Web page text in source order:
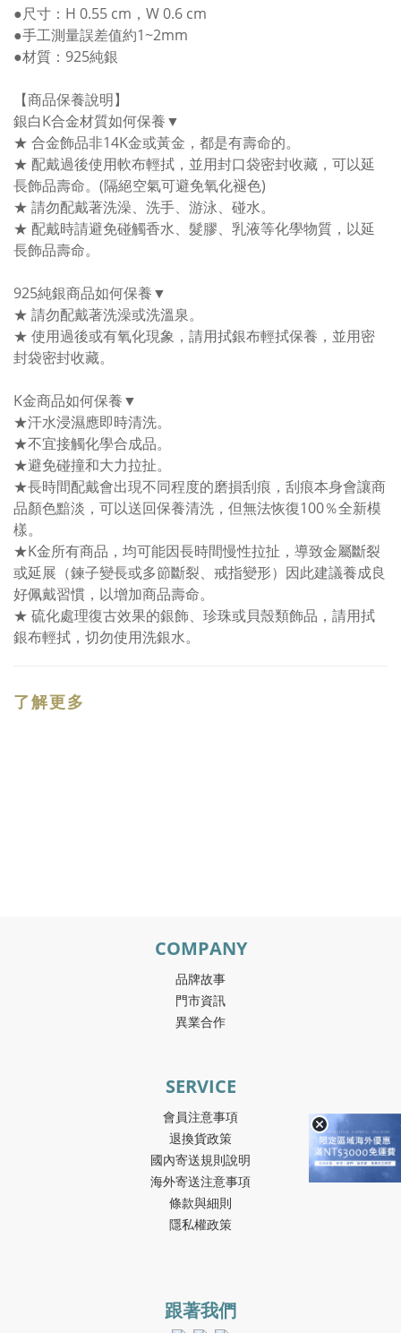
●尺寸：H 0.55 cm，W 0.6 cm
●手工測量誤差值約1~2mm
●材質：925純銀
【商品保養說明】
銀白K合金材質如何保養▼
★ 合金飾品非14K金或黃金，都是有壽命的。
★ 配戴過後使用軟布輕拭，並用封口袋密封收藏，可以延
長飾品壽命。(隔絕空氣可避免氧化褪色)
★ 請勿配戴著洗澡、洗手、游泳、碰水。
★ 配戴時請避免碰觸香水、髮膠、乳液等化學物質，以延
長飾品壽命。
925純銀商品如何保養▼
★ 請勿配戴著洗澡或洗溫泉。
★ 使用過後或有氧化現象，請用拭銀布輕拭保養，並用密
封袋密封收藏。
K金商品如何保養▼
★汗水浸濕應即時清洗。
★不宜接觸化學合成品。
★避免碰撞和大力拉扯。
★長時間配戴會出現不同程度的磨損刮痕，刮痕本身會讓商
品顏色黯淡，可以送回保養清洗，但無法恢復100％全新模
樣。
★K金所有商品，均可能因長時間慢性拉扯，導致金屬斷裂
或延展（鍊子變長或多節斷裂、戒指變形）因此建議養成良
好佩戴習慣，以增加商品壽命。
★ 硫化處理復古效果的銀飾、珍珠或貝殼類飾品，請用拭
銀布輕拭，切勿使用洗銀水。
了解更多
COMPANY
品牌故事
門市資訊
異業合作
SERVICE
會員注意事項
退換貨政策
國內寄送規則說明
海外寄送注意事項
條款與細則
隱私權政策
跟著我們